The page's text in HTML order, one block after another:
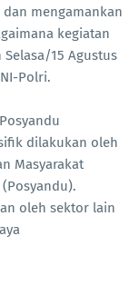
mengamankan
kegiatan
15 Agustus
Polri.
dilakukan oleh
Masyarakat
oleh sektor lain